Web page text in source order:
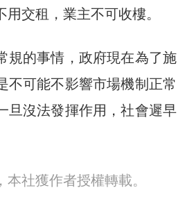
交租，業主不可收樓。
規的事情，政府現在為了施
不可能不影響市場機制正常
旦沒法發揮作用，社會遲早
社獲作者授權轉載。